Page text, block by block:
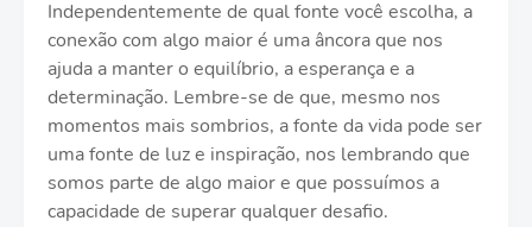
Independentemente de qual fonte você escolha, a
conexão com algo maior é uma âncora que nos
ajuda a manter o equilíbrio, a esperança e a
determinação. Lembre-se de que, mesmo nos
momentos mais sombrios, a fonte da vida pode ser
uma fonte de luz e inspiração, nos lembrando que
somos parte de algo maior e que possuímos a
capacidade de superar qualquer desafio.